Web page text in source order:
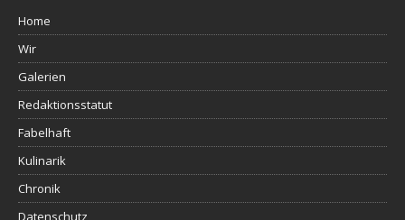
Home
Wir
Galerien
Redaktionsstatut
Fabelhaft
Kulinarik
Chronik
Datenschutz